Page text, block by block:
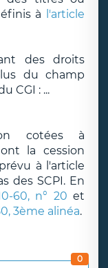
à
l'article
des droits
du champ
CGI : ...
cotées à
la cession
à l'article
des SCPI. En
60, n° 20 et
3ème alinéa.
0